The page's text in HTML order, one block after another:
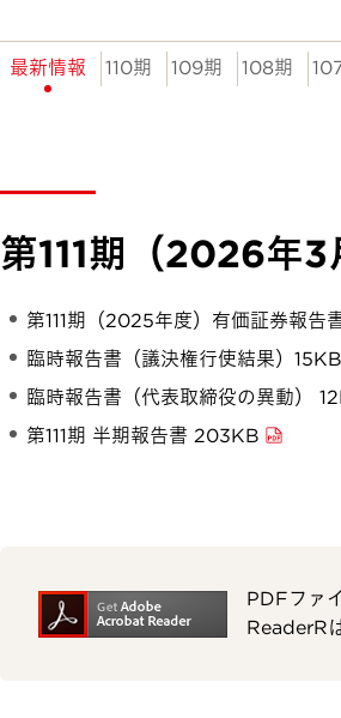
最新情報 110期 109期 108期
第111期（2026年3
第111期（2025年度）有価証券報告
臨時報告書（議決権行使結果）15KB
臨時報告書（代表取締役の異動）
第111期 半期報告書 203KB
PDFファ
ReaderR